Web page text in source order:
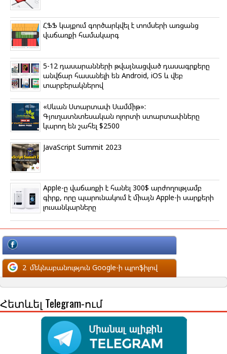
ՀՖՖ կայքում գործարկվել է տոմսերի առցանց
վաճառքի համակարգ
5-12 դասարանների թվայնացված դասագրքերը
անվճար հասանելի են Android, iOS և վեբ
տարբերակներով
«Սևան Ստարտափ Սամմիթ»:
Գյուղատնտեսական ոլորտի ստարտափները
կարող են շահել $2500
JavaScript Summit 2023
Apple-ը վաճառքի է հանել 300$ արժողությամբ
գիրք, որը պարունակում է միայն Apple-ի սարքերի
լուսանկարները
մեկնաբանություն Facebook-ի պրոֆիլով
2 մեկնաբանություն Google-ի պրոֆիլով
Հետևել Telegram-ում